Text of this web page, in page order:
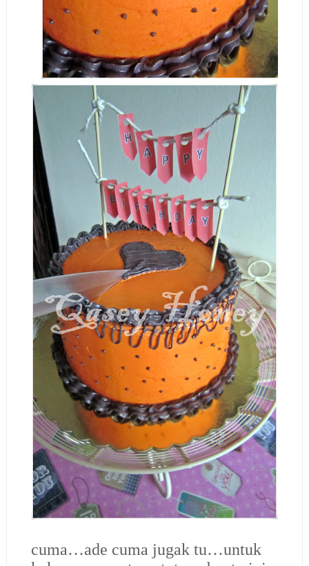
cuma…ade cuma jugak tu…untuk